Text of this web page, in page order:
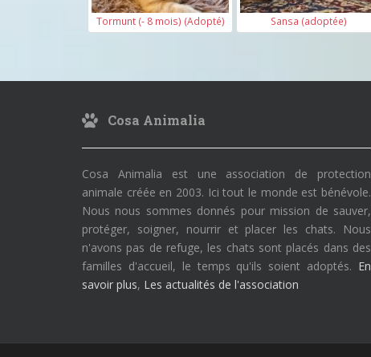
Tormunt (- 8 mois) (Adopté) Sansa (adoptée)
Cosa Animalia
Cosa Animalia est une association de protection
animale créée en 2003. Ici tout le monde est bénévole.
Nous nous sommes donnés pour mission de sauver,
protéger, soigner, nourrir et placer les chats. Nous
n'avons pas de refuge, les chats sont placés dans des
familles d'accueil, le temps qu'ils soient adoptés. En
savoir plus, Les actualités de l'association